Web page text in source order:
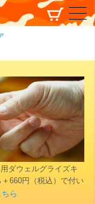
ダウェルグライズキ
660円（税込）で付い
ら